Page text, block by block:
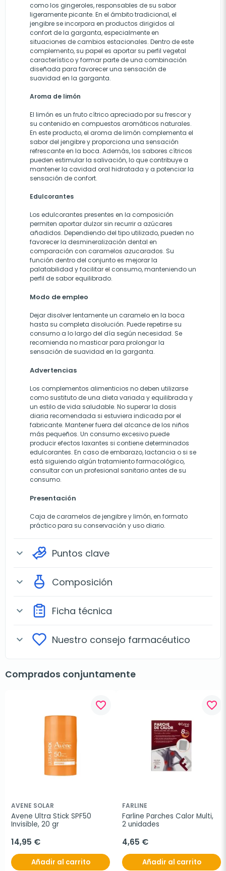
como los gingeroles, responsables de su sabor
ligeramente picante. En el ámbito tradicional, el
jengibre se incorpora en productos dirigidos al
confort de la garganta, especialmente en
situaciones de cambios estacionales. Dentro de este
complemento, su papel es aportar su perfil vegetal
característico y formar parte de una combinación
diseñada para favorecer una sensación de
suavidad en la garganta.
Aroma de limón
El limón es un fruto cítrico apreciado por su frescor y
su contenido en compuestos aromáticos naturales.
En este producto, el aroma de limón complementa el
sabor del jengibre y proporciona una sensación
refrescante en la boca. Además, los sabores cítricos
pueden estimular la salivación, lo que contribuye a
mantener la cavidad oral hidratada y a potenciar la
sensación de confort.
Edulcorantes
Los edulcorantes presentes en la composición
permiten aportar dulzor sin recurrir a azúcares
añadidos. Dependiendo del tipo utilizado, pueden no
favorecer la desmineralización dental en
comparación con caramelos azucarados. Su
función dentro del conjunto es mejorar la
palatabilidad y facilitar el consumo, manteniendo un
perfil de sabor equilibrado.
Modo de empleo
Dejar disolver lentamente un caramelo en la boca
hasta su completa disolución. Puede repetirse su
consumo a lo largo del día según necesidad. Se
recomienda no masticar para prolongar la
sensación de suavidad en la garganta.
Advertencias
Los complementos alimenticios no deben utilizarse
como sustituto de una dieta variada y equilibrada y
un estilo de vida saludable. No superar la dosis
diaria recomendada si estuviera indicada por el
fabricante. Mantener fuera del alcance de los niños
más pequeños. Un consumo excesivo puede
producir efectos laxantes si contiene determinados
edulcorantes. En caso de embarazo, lactancia o si se
está siguiendo algún tratamiento farmacológico,
consultar con un profesional sanitario antes de su
consumo.
Presentación
Caja de caramelos de jengibre y limón, en formato
práctico para su conservación y uso diario.
expand_more Puntos clave
expand_more Composición
expand_more Ficha técnica
expand_more Nuestro consejo farmacéutico
Comprados conjuntamente
favorite_border
AVENE SOLAR
Avene Ultra Stick SPF50
Invisible, 20 gr
14,95 €
Añadir al carrito
favorite_border
FARLINE
Farline Parches Calor Multi,
2 unidades
4,65 €
Añadir al carrito